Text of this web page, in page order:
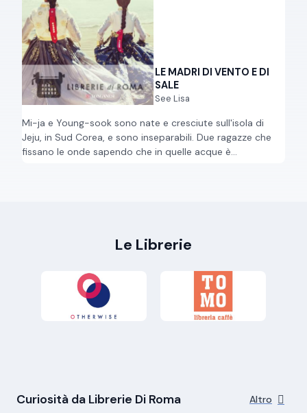
LE MADRI DI VENTO E DI
SALE
See Lisa
Mi-ja e Young-sook sono nate e cresciute sull'isola di
Jeju, in Sud Corea, e sono inseparabili. Due ragazze che
fissano le onde sapendo che in quelle acque è...
Le Librerie
Curiosità da Librerie Di Roma Altro